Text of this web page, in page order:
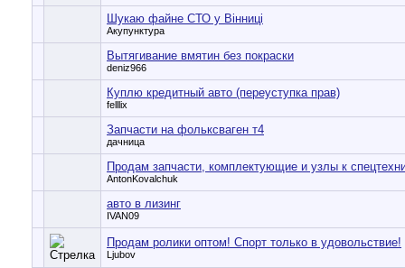
Шукаю файне СТО у Вінниці
Акупунктура
Вытягивание вмятин без покраски
deniz966
Куплю кредитный авто (переуступка прав)
felllix
Запчасти на фольксваген т4
дачница
Продам запчасти, комплектующие и узлы к
AntonKovalchuk
авто в лизинг
IVAN09
Продам ролики оптом! Спорт только в удовольствие!
Ljubov